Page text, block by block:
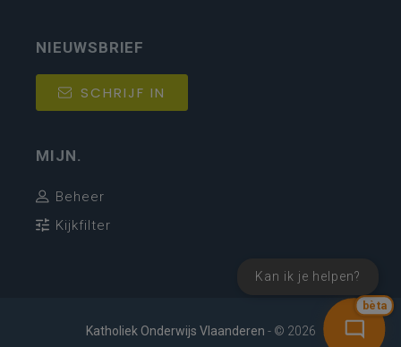
bèta
Kan ik je helpen?
NIEUWSBRIEF
SCHRIJF IN
MIJN.
Beheer
Kijkfilter
Katholiek Onderwijs Vlaanderen - © 2026